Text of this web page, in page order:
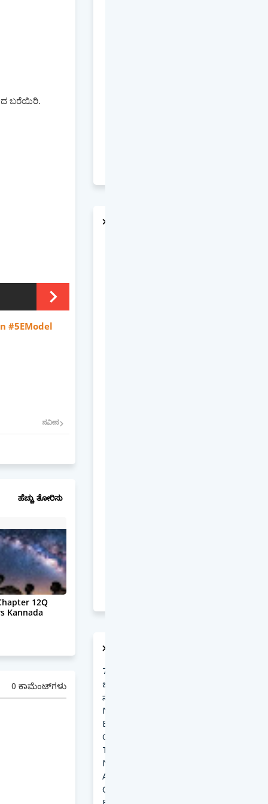
ಬರೆಯಿರಿ.
#5EModel
ನವೀನ
ಹೆಚ್ಚು ತೋರಿಸು
12Q
Kannada
0 ಕಾಮೆಂಟ್‌ಗಳು
7ನೇ ತರಗತಿ ವಿಜ್ಞಾನ ಅಧ್ಯಾಯ 1: ನಿರಂತರವಾಗಿ
ಬದಲಾಗುತ್ತಿರುವ ವಿಜ್ಞಾನದ ಜಗತ್ತು. | ಸಂಪೂರ್ಣ
ನೋಟ್ಸ್, ಪ್ರಶ್ನೋತ್ತರ, MCQs, ಉತ್ತರಗಳು |
NCERT Curiosity Grade 7 Kannada
Beyond Earth Class 6 Science Guide to
Galaxies & Constellations Kannada
Tyajya Neerina Kathe Notes In Kannada
National Road Safety Month 2026:
Activity Report
Class 6th Components of Food and